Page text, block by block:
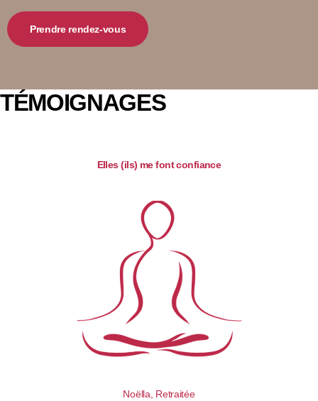
Prendre rendez-vous
TÉMOIGNAGES
Elles (ils) me font confiance
Noëlla, Retraitée